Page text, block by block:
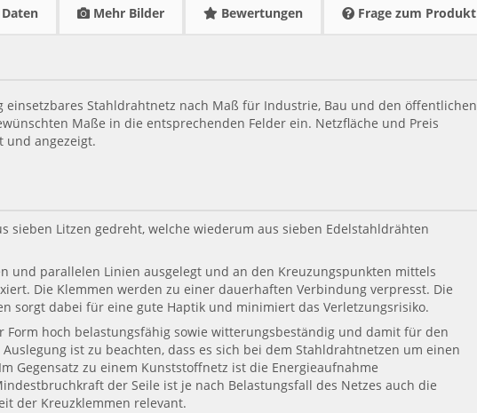
Mehr Bilder Bewertungen Frage zum Produkt
einsetzbares Stahldrahtnetz nach Maß für Industrie, Bau und den öffentlichen
Maße in die entsprechenden Felder ein. Netzfläche und Preis
und angezeigt.
sieben Litzen gedreht, welche wiederum aus sieben Edelstahldrähten
und parallelen Linien ausgelegt und an den Kreuzungspunkten mittels
Die Klemmen werden zu einer dauerhaften Verbindung verpresst. Die
sorgt dabei für eine gute Haptik und minimiert das Verletzungsrisiko.
Form hoch belastungsfähig sowie witterungsbeständig und damit für den
ist zu beachten, dass es sich bei dem Stahldrahtnetzen um einen
Gegensatz zu einem Kunststoffnetz ist die Energieaufnahme
der Seile ist je nach Belastungsfall des Netzes auch die
der Kreuzklemmen relevant.